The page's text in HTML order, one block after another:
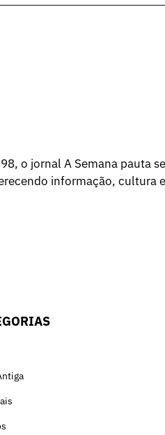
o jornal A Semana pauta
informação, cultura